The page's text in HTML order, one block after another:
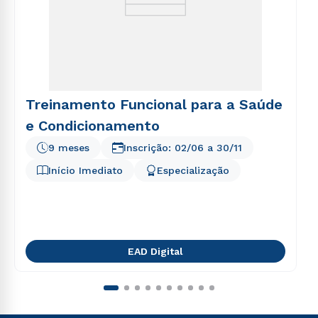
Treinamento Funcional para a Saúde
e Condicionamento
Início Imediato
9 meses
Especialização
Inscrição: 02/06 a 30/11
EAD Digital